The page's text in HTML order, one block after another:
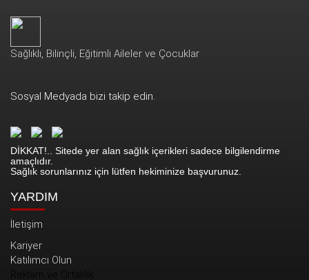
Sağlıklı, Bilinçli, Eğitimli Aileler ve Çocuklar
Sosyal Medyada bizi takip edin.
DİKKAT!.. Sitede yer alan sağlık içerikleri sadece bilgilendirme
amaçlıdır.
Sağlık sorunlarınız için lütfen hekiminize başvurunuz.
YARDIM
İletişim
Kariyer
Katılımcı Olun